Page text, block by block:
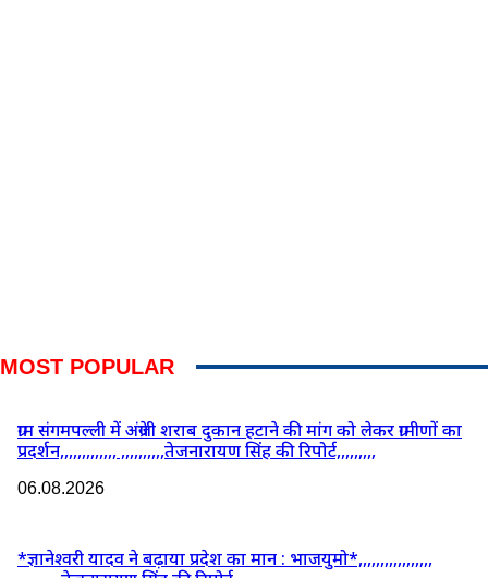
MOST POPULAR
ग्राम संगमपल्ली में अंग्रेजी शराब दुकान हटाने की मांग को लेकर ग्रामीणों का
प्रदर्शन,,,,,,,,,,,,, ,,,,,,,,,,तेजनारायण सिंह की रिपोर्ट,,,,,,,,,
06.08.2026
*ज्ञानेश्वरी यादव ने बढ़ाया प्रदेश का मान : भाजयुमो*,,,,,,,,,,,,,,,,,